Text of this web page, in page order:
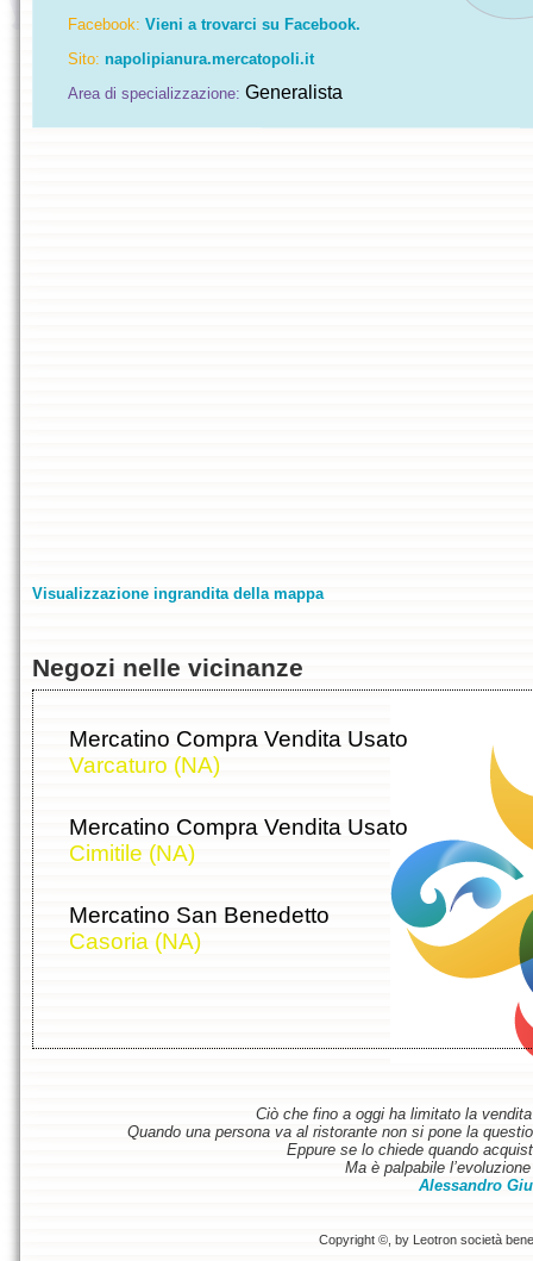
Facebook: Vieni a trovarci su Facebook.
Sito: napolipianura.mercatopoli.it
Area di specializzazione: Generalista
Visualizzazione ingrandita della mappa
Negozi nelle vicinanze
Mercatino Compra Vendita Usato
Varcaturo (NA)
Mercatino Compra Vendita Usato
Cimitile (NA)
Mercatino San Benedetto
Casoria (NA)
Ciò che fino a oggi ha limitato la
Quando una persona va al ristorante non si pone la
Eppure se lo chiede quando
Ma è palpabile
Alessandro
Copyright ©, by Leotron società